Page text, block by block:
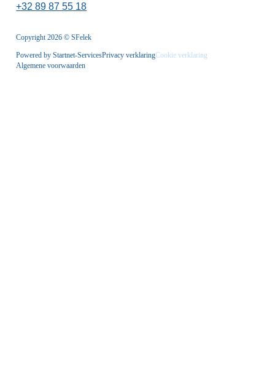
+32 89 87 55 18
Copyright 2026 © SFelek
Powered by Startnet-ServicesPrivacy verklaringCookie verklaring
Algemene voorwaarden